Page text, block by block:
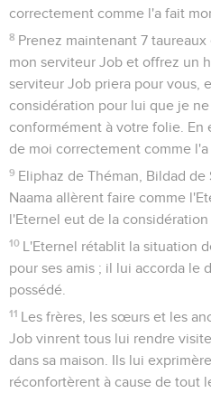
correctement comme l'a fait
8 Prenez maintenant 7
mon serviteur Job et offrez un
serviteur Job priera pour vous,
considération pour lui que je
conformément à votre folie. En
de moi correctement comme
9 Eliphaz de Théman, Bildad de
Naama allèrent faire comme
l'Eternel eut de la considération
10 L'Eternel rétablit la situation
pour ses amis ; il lui accorda le
possédé.
11 Les frères, les sœurs et les
Job vinrent tous lui rendre
dans sa maison. Ils lui
réconfortèrent à cause de tout